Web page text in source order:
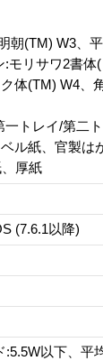
朝(TM) W3、
モリサワ2書
体(TM) W4、
トレイ/第二
ル紙、官製は
厚紙
(7.6.1以降)
以下、平